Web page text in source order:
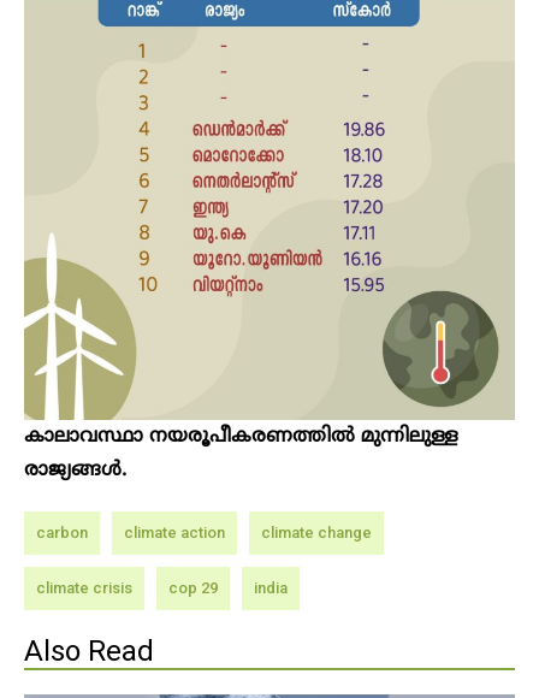
കാലാവസ്ഥാ നയരൂപീകരണത്തിൽ മുന്നിലുള്ള
രാജ്യങ്ങൾ.
carbon climate action climate change
climate crisis cop 29 india
Also Read